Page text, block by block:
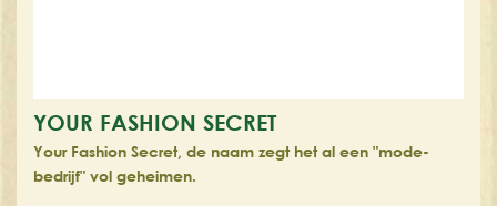
YOUR FASHION SECRET
Your Fashion Secret, de naam zegt het al een "mode-
bedrijf" vol geheimen.